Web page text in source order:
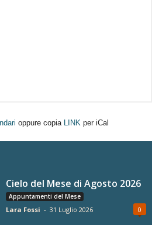
oppure copia LINK per iCal
Cielo del Mese di Agosto 2026
Appuntamenti del Mese
Lara Fossi - 31 Luglio 2026 0